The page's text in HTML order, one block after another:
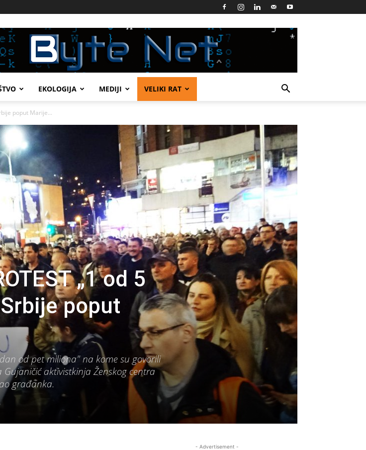
EKOLOGIJA MEDIJI VELIKI RAT
poput Marije...
„1 od 5
poput
od pet miliona" na kome su govorili
aktivistkinja Ženskog centra
građanka.
- Advertisement -